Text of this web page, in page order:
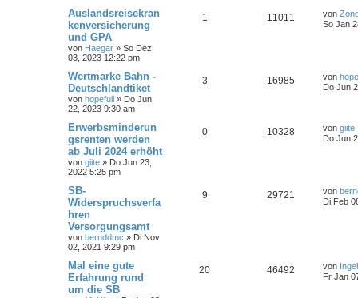
Auslandsreisekran
kenversicherung
und GPA
von Haegar » So Dez
03, 2023 12:22 pm
1 11011 von
So Jan
Wertmarke Bahn -
Deutschlandtiket
von hopefull » Do Jun
22, 2023 9:30 am
3 16985 von
Do Jun
Erwerbsminderun
gsrenten werden
ab Juli 2024 erhöht
von giite » Do Jun 23,
2022 5:25 pm
0 10328 von giite
Do Jun
SB-
Widerspruchsverfa
hren
Versorgungsamt
von bernddmc » Di Nov
02, 2021 9:29 pm
9 29721 von
Di Feb
Mal eine gute
Erfahrung rund
um die SB
20 46492 von
Fr Jan